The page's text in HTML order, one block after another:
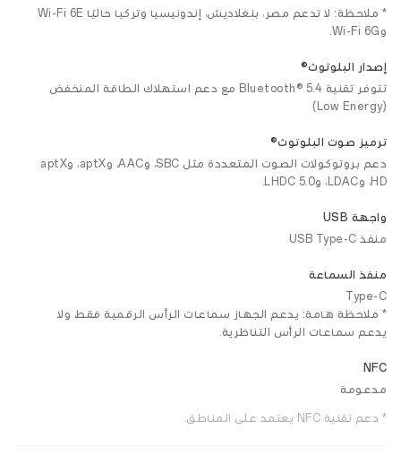
* ملاحظة: لا تدعم مصر، بنغلاديش، إندونيسيا وتركيا حاليًا Wi-Fi 6E
وWi-Fi 6G.
إصدار البلوتوث®
تتوفر تقنية Bluetooth® 5.4 مع دعم استهلاك الطاقة المنخفض
(Low Energy)
ترميز صوت البلوتوث®
دعم بروتوكولات الصوت المتعددة مثل SBC، وAAC، وaptX، وaptX
HD، وLDAC، وLHDC 5.0.
واجهة USB
منفذ USB Type-C
منفذ السماعة
Type-C
* ملاحظة هامة: يدعم الجهاز سماعات الرأس الرقمية فقط، ولا
يدعم سماعات الرأس التناظرية.
NFC
مدعومة
* دعم تقنية NFC يعتمد على المناطق.